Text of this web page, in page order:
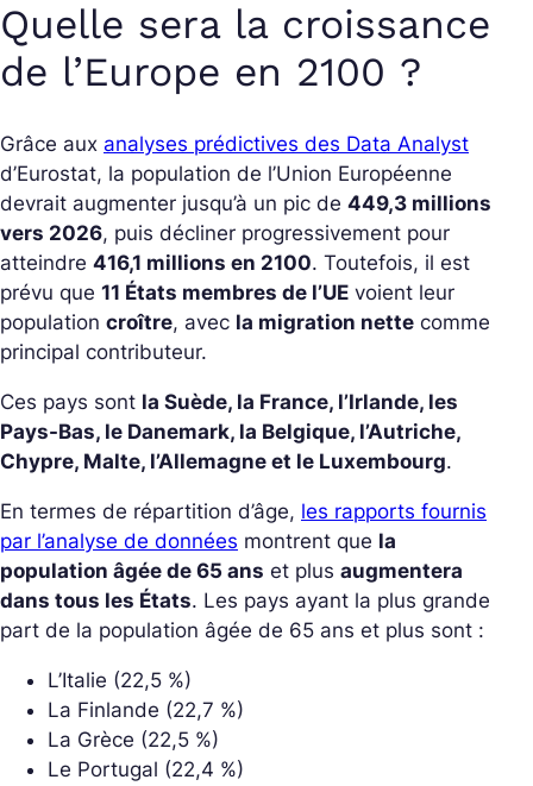
Quelle sera la croissance
de l’Europe en 2100 ?
Grâce aux analyses prédictives des Data Analyst
d’Eurostat, la population de l’Union Européenne
devrait augmenter jusqu’à un pic de 449,3 millions
vers 2026, puis décliner progressivement pour
atteindre 416,1 millions en 2100. Toutefois, il est
prévu que 11 États membres de l’UE voient leur
population croître, avec la migration nette comme
principal contributeur.
Ces pays sont la Suède, la France, l’Irlande, les
Pays-Bas, le Danemark, la Belgique, l’Autriche,
Chypre, Malte, l’Allemagne et le Luxembourg.
En termes de répartition d’âge, les rapports fournis
par l’analyse de données montrent que la
population âgée de 65 ans et plus augmentera
dans tous les États. Les pays ayant la plus grande
part de la population âgée de 65 ans et plus sont :
L’Italie (22,5 %)
La Finlande (22,7 %)
La Grèce (22,5 %)
Le Portugal (22,4 %)